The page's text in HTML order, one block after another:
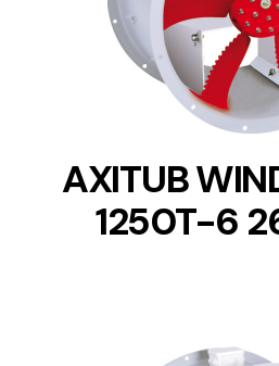
DETAILS
AXITUB
1250T-6